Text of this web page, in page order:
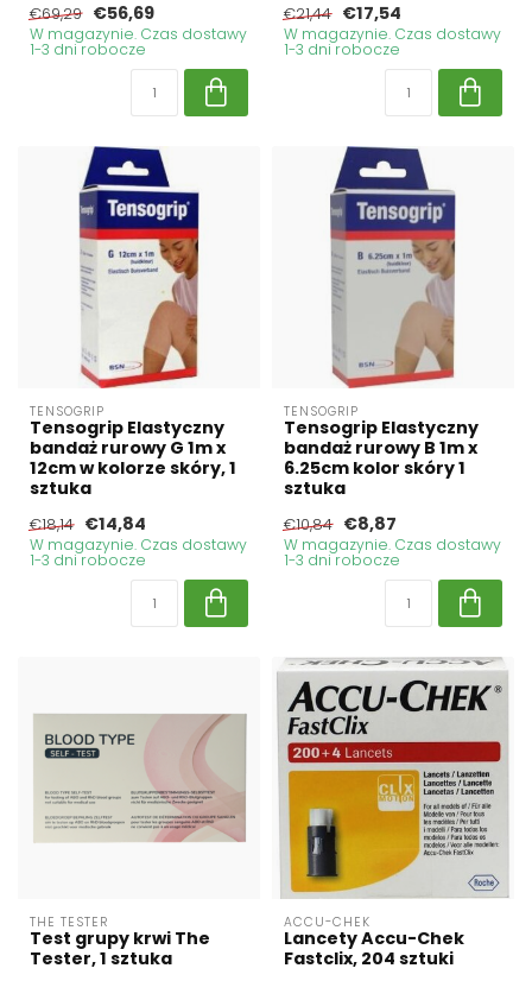
€69,29 €56,69
W magazynie. Czas dostawy
1-3 dni robocze
€21,44 €17,54
W magazynie. Czas dostawy
1-3 dni robocze
TENSOGRIP
Tensogrip Elastyczny
bandaż rurowy G 1m x
12cm w kolorze skóry, 1
sztuka
€18,14 €14,84
W magazynie. Czas dostawy
1-3 dni robocze
TENSOGRIP
Tensogrip Elastyczny
bandaż rurowy B 1m x
6.25cm kolor skóry 1
sztuka
€10,84 €8,87
W magazynie. Czas dostawy
1-3 dni robocze
THE TESTER
Test grupy krwi The
Tester, 1 sztuka
ACCU-CHEK
Lancety Accu-Chek
Fastclix, 204 sztuki